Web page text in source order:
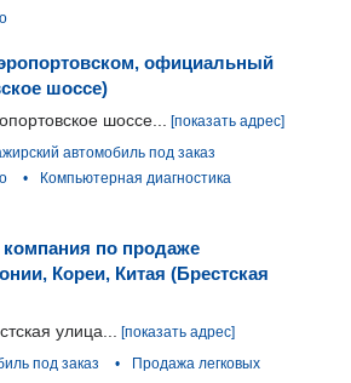
официальный
шоссе)
шоссе... [показать адрес]
автомобиль под заказ
•
Компьютерная диагностика
компания по продаже
Кореи, Китая (Брестская
улица...
[показать адрес]
под заказ •
Продажа легковых